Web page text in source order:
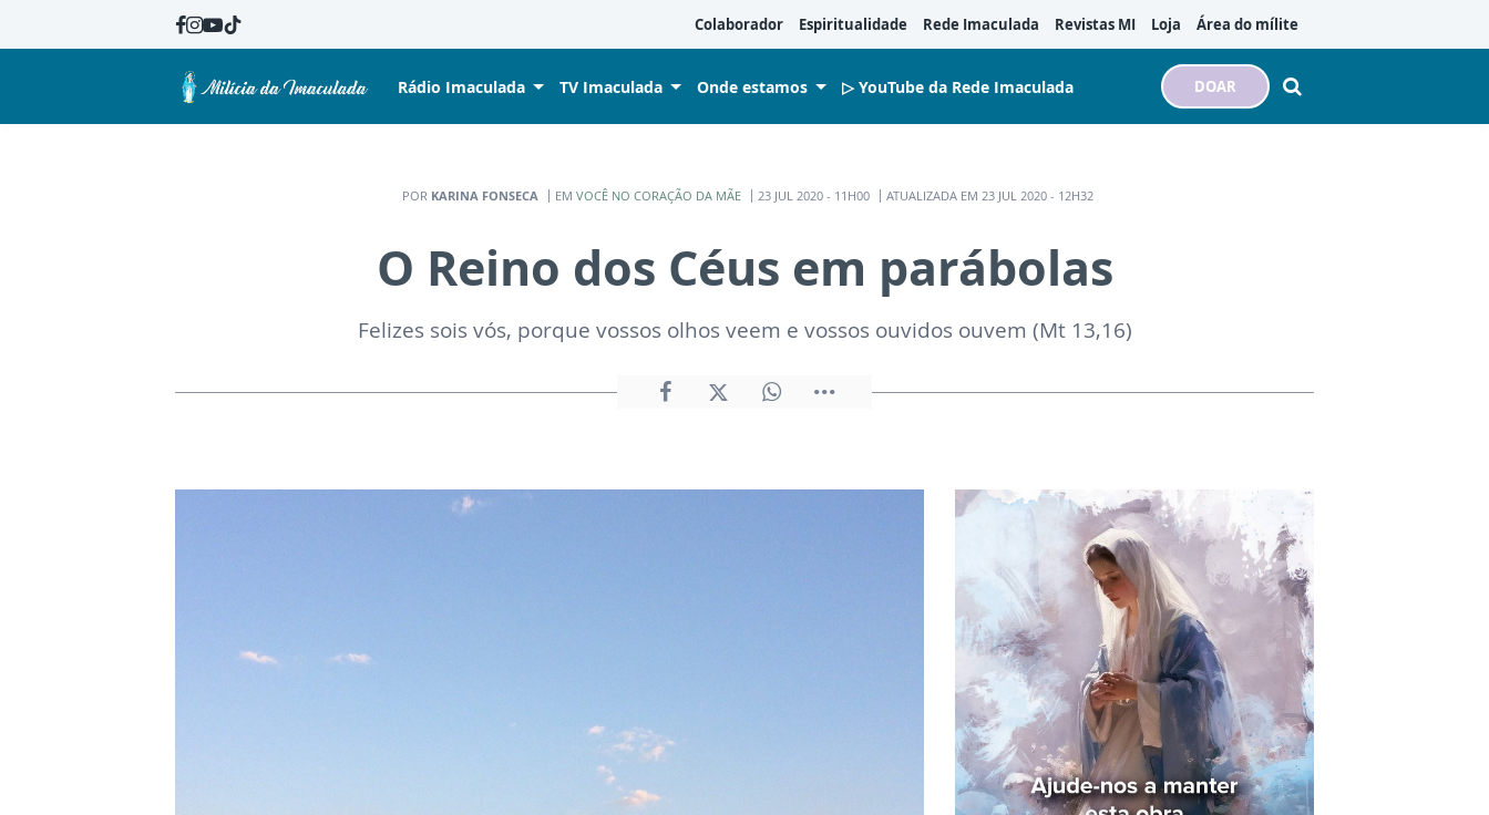
Colaborador Espiritualidade Rede Imaculada Revistas MI Loja Área do mílite
Rádio Imaculada TV Imaculada Onde estamos ▷ YouTube da Rede Imaculada DOAR
POR KARINA FONSECA EM VOCÊ NO CORAÇÃO DA MÃE 23 JUL 2020 - 11H00 ATUALIZADA EM 23 JUL 2020 - 12H32
O Reino dos Céus em parábolas
Felizes sois vós, porque vossos olhos veem e vossos ouvidos ouvem (Mt 13,16)